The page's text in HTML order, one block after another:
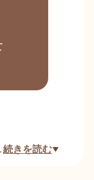
続きを読む